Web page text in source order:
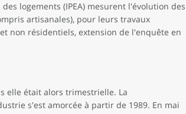
logements (IPEA) mesurent l'évolution des
artisanales), pour leurs travaux
non résidentiels, extension de l'enquête en
elle était alors trimestrielle. La
s'est amorcée à partir de 1989. En mai